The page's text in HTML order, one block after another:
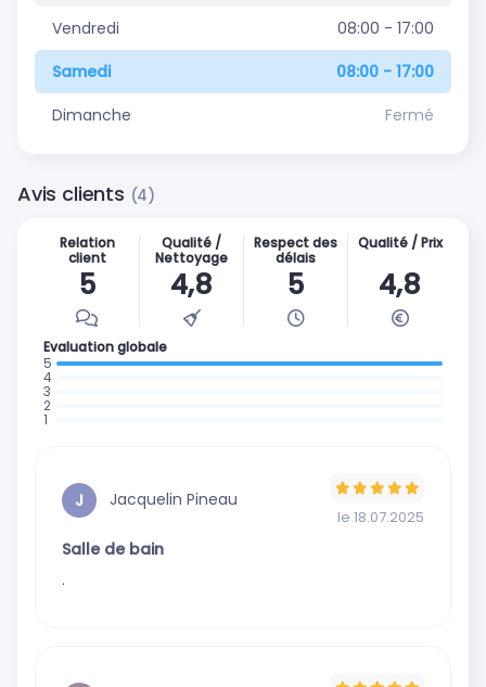
Vendredi
08:00 - 17:00
Samedi
08:00 - 17:00
Dimanche
Fermé
Avis clients (4)
Evaluation globale
avis
avis
Relation
client
5
Qualité /
Nettoyage
4,8
Respect des
délais
5
Qualité / Prix
4,8
J Jacquelin Pineau
le 18.07.2025
Salle de bain
.